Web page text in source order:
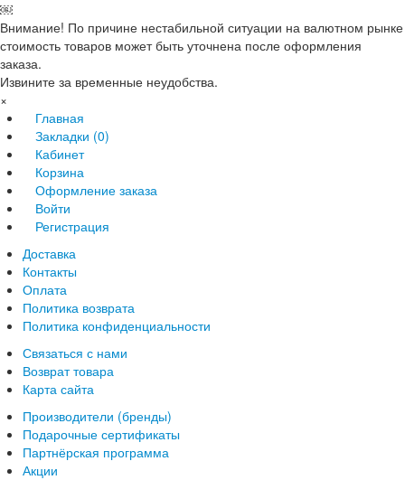
￼
Внимание! По причине нестабильной ситуации на валютном рынке
стоимость товаров может быть уточнена после оформления
заказа.
Извините за временные неудобства.
×
Главная
Закладки (0)
Кабинет
Корзина
Оформление заказа
Войти
Регистрация
Доставка
Контакты
Оплата
Политика возврата
Политика конфиденциальности
Связаться с нами
Возврат товара
Карта сайта
Производители (бренды)
Подарочные сертификаты
Партнёрская программа
Акции